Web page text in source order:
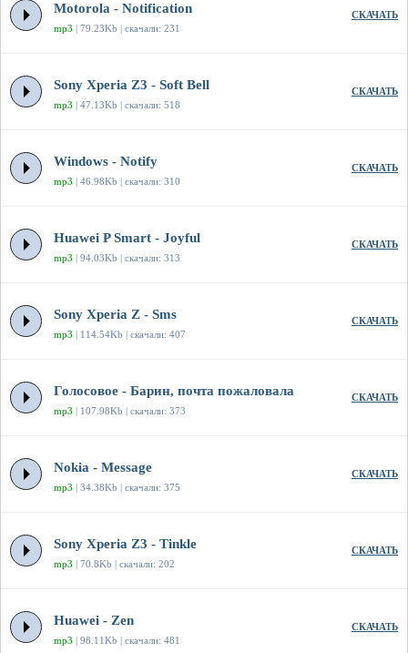
Motorola - Notification
mp3 | 79.23Kb | скачали: 231
СКАЧАТЬ
Sony Xperia Z3 - Soft Bell
mp3 | 47.13Kb | скачали: 518
СКАЧАТЬ
Windows - Notify
mp3 | 46.98Kb | скачали: 310
СКАЧАТЬ
Huawei P Smart - Joyful
mp3 | 94.03Kb | скачали: 313
СКАЧАТЬ
Sony Xperia Z - Sms
mp3 | 114.54Kb | скачали: 407
СКАЧАТЬ
Голосовое - Барин, почта пожаловала
mp3 | 107.98Kb | скачали: 373
СКАЧАТЬ
Nokia - Message
mp3 | 34.38Kb | скачали: 375
СКАЧАТЬ
Sony Xperia Z3 - Tinkle
mp3 | 70.8Kb | скачали: 202
СКАЧАТЬ
Huawei - Zen
mp3 | 98.11Kb | скачали: 481
СКАЧАТЬ